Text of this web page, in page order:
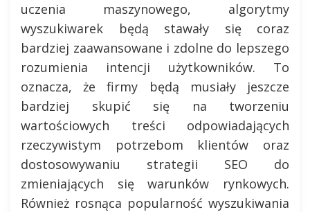
uczenia maszynowego, algorytmy
wyszukiwarek będą stawały się coraz
bardziej zaawansowane i zdolne do lepszego
rozumienia intencji użytkowników. To
oznacza, że firmy będą musiały jeszcze
bardziej skupić się na tworzeniu
wartościowych treści odpowiadających
rzeczywistym potrzebom klientów oraz
dostosowywaniu strategii SEO do
zmieniających się warunków rynkowych.
Również rosnąca popularność wyszukiwania